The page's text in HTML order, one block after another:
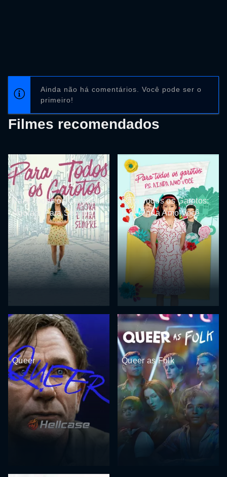
Ainda não há comentários. Você pode ser o
primeiro!
Filmes recomendados
Para Todos os Garotos:
Agora e Para Sempre
Para Todos os Garotos:
P.S. Ainda Amo Você
Queer Queer as Folk